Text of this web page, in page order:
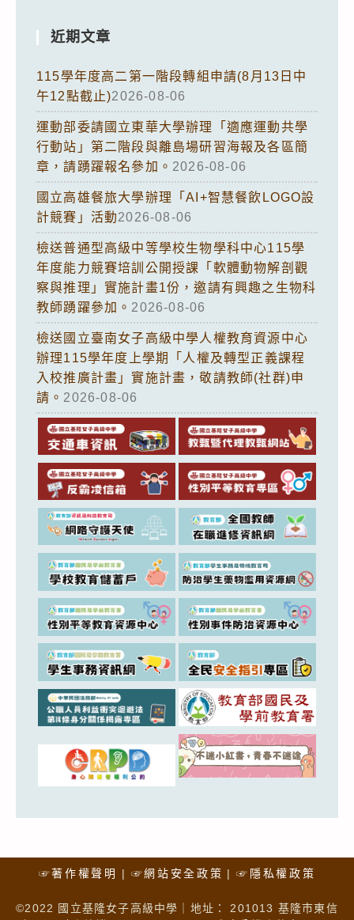
近期文章
115學年度高二第一階段轉組申請(8月13日中
午12點截止)2026-08-06
運動部委請國立東華大學辦理「適應運動共學
行動站」第二階段與離島場研習海報及各區簡
章，請踴躍報名參加。 2026-08-06
國立高雄餐旅大學辦理「AI+智慧餐飲LOGO設
計競賽」活動2026-08-06
檢送普通型高級中等學校生物學科中心115學
年度能力競賽培訓公開授課「軟體動物解剖觀
察與推理」實施計畫1份，邀請有興趣之生物科
教師踴躍參加。 2026-08-06
檢送國立臺南女子高級中學人權教育資源中心
辦理115學年度上學期「人權及轉型正義課程
入校推廣計畫」實施計畫，敬請教師(社群)申
請。 2026-08-06
☞著作權聲明 ☞網站安全政策 ☞隱私權政策
©2022 國立基隆女子高級中學｜地址： 201013 基隆市東信